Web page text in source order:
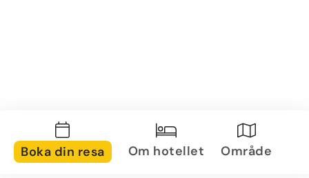
Boka din resa Om hotellet Område